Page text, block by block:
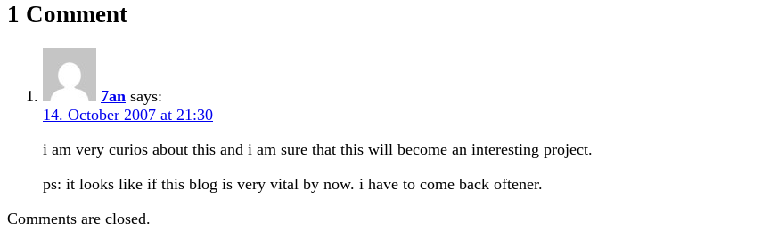
1 Comment
7an says:
14. October 2007 at 21:30
i am very curios about this and i am sure that this will become an interesting project.
ps: it looks like if this blog is very vital by now. i have to come back oftener.
Comments are closed.